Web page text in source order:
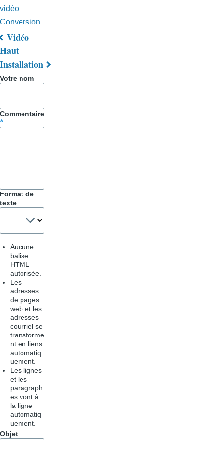
vidéo
Conversion
Liens
transversaux
de
pour
Vidéo
Haut
Installation
Votre nom
Commentaire
Format de
texte
Aucune
balise
HTML
autorisée.
Les
adresses
de pages
web et les
adresses
courriel se
transforme
nt en liens
automatiq
uement.
Les lignes
et les
paragraph
es vont à
la ligne
automatiq
uement.
Objet